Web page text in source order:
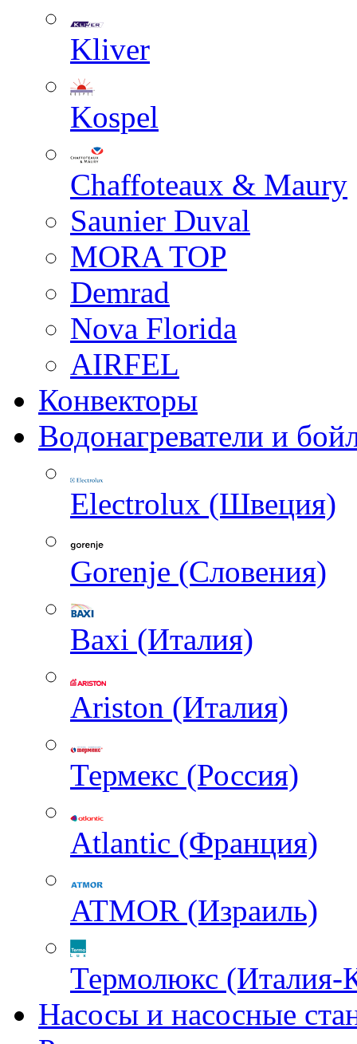
Kliver
Kospel
Chaffoteaux & Maury
Saunier Duval
MORA TOP
Demrad
Nova Florida
AIRFEL
Конвекторы
Водонагреватели и
Electrolux (Швеция)
Gorenje (Словения)
Baxi (Италия)
Ariston (Италия)
Термекс (Россия)
Atlantic (Франция)
ATMOR (Израиль)
Термолюкс (Италия-
Насосы и насосные